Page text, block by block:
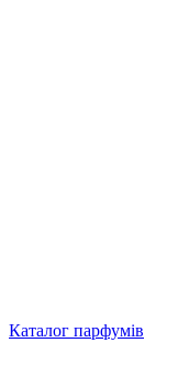
Каталог парфумів